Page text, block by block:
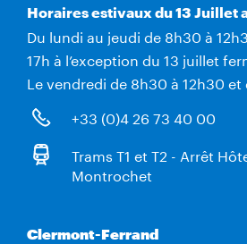
Horaires estivaux du 13 Juillet
Du lundi au jeudi de 8h30 à
17h à l’exception du 13 juillet
Le vendredi de 8h30 à 12h30 et
+33 (0)4 26 73 40 00
Trams T1 et T2 - Arrêt
Montrochet
Clermont-Ferrand